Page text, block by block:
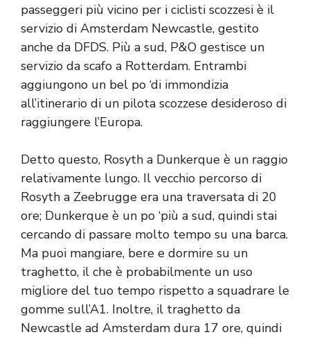
passeggeri più vicino per i ciclisti scozzesi è il
servizio di Amsterdam Newcastle, gestito
anche da DFDS. Più a sud, P&O gestisce un
servizio da scafo a Rotterdam. Entrambi
aggiungono un bel po ‘di immondizia
all’itinerario di un pilota scozzese desideroso di
raggiungere l’Europa.
Detto questo, Rosyth a Dunkerque è un raggio
relativamente lungo. Il vecchio percorso di
Rosyth a Zeebrugge era una traversata di 20
ore; Dunkerque è un po ‘più a sud, quindi stai
cercando di passare molto tempo su una barca.
Ma puoi mangiare, bere e dormire su un
traghetto, il che è probabilmente un uso
migliore del tuo tempo rispetto a squadrare le
gomme sull’A1. Inoltre, il traghetto da
Newcastle ad Amsterdam dura 17 ore, quindi